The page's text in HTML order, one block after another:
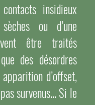
insidieux
ou d’une
être traités
des désordres
d’offset,
survenus… Si le